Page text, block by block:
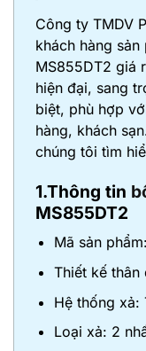
Công ty TMDV
khách hàng sản
MS855DT2 giá
hiện đại, sang
biệt, phù hợp
hàng, khách
chúng tôi tìm
1.Thông tin
MS855DT2
Mã sản
Thiết kế thân
Hệ thống xả:
Loại xả: 2